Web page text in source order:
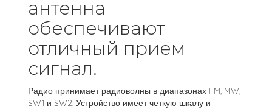
антенна
обеспечивают
отличный прием
сигнал.
Радио принимает радиоволны в диапазонах FM, MW,
SW1 и SW2. Устройство имеет четкую шкалу и